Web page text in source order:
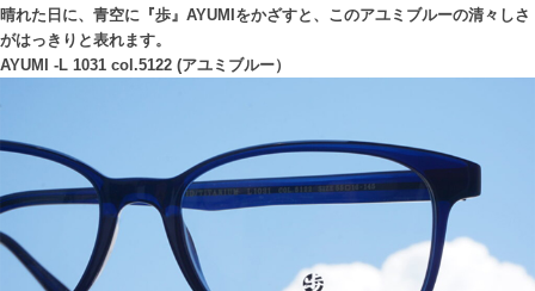
晴れた日に、青空に『歩』AYUMIをかざすと、このアユミブルーの清々しさ
がはっきりと表れます。
AYUMI -L 1031 col.5122 (アユミブルー）